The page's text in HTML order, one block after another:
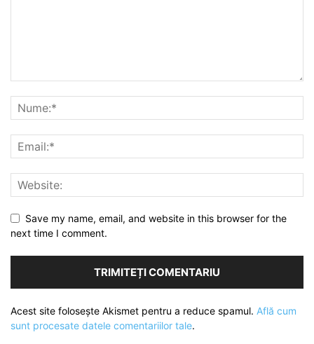
Save my name, email, and website in this browser for the
next time I comment.
Acest site folosește Akismet pentru a reduce spamul. Află cum
sunt procesate datele comentariilor tale.